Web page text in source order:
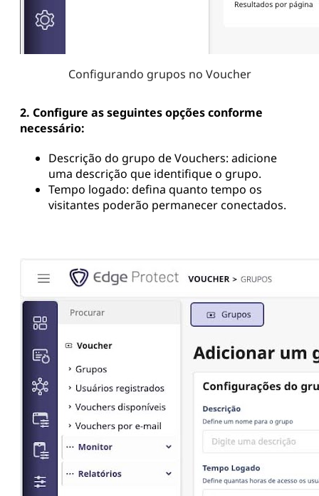
Configurando grupos no Voucher
2. Configure as seguintes opções conforme
necessário:
Descrição do grupo de Vouchers: adicione
uma descrição que identifique o grupo.
Tempo logado: defina quanto tempo os
visitantes poderão permanecer conectados.